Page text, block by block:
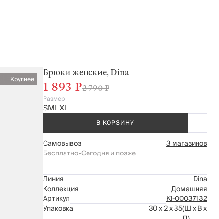
Крупнее
Брюки женские, Dina
1 893 ₽2 790 ₽
Размер
SMLXL
В КОРЗИНУ
Самовывоз
3 магазинов
Бесплатно•Сегодня и позже
Линия
Dina
Коллекция
Домашняя
Артикул
Kl-00037132
Упаковка
30 x 2 x 35(Ш x В x